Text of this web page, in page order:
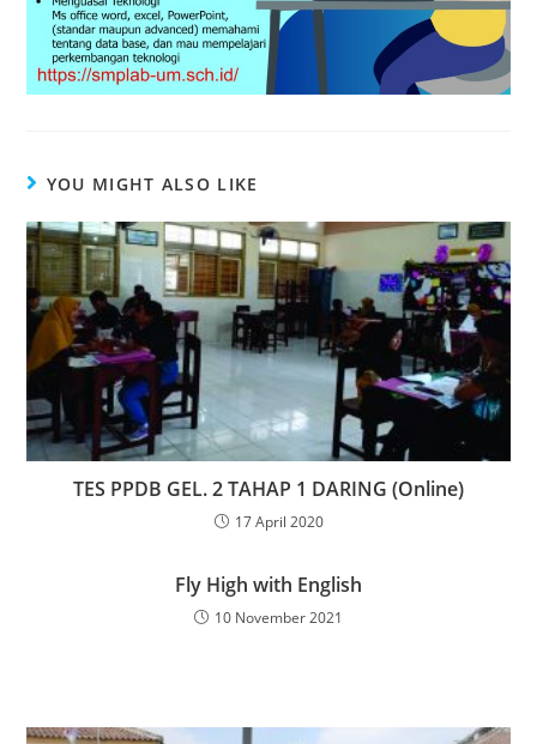
YOU MIGHT ALSO LIKE
TES PPDB GEL. 2 TAHAP 1 DARING (Online)
17 April 2020
Fly High with English
10 November 2021